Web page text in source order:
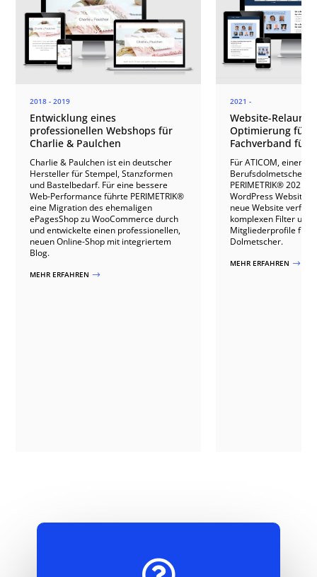
2018 - 2019
Entwicklung eines
professionellen Webshops für
Charlie & Paulchen
Charlie & Paulchen ist ein deutscher
Hersteller für Stempel, Stanzformen
und Bastelbedarf. Für eine bessere
Web-Performance führte PERIMETRIK®
eine Migration des ehemaligen
ePagesShop zu WooCommerce durch
und entwickelte einen professionellen,
neuen Online-Shop mit integriertem
Blog.
MEHR ERFAHREN $
2021 -
Website-
Optimierung für
Fachverband für
Für ATICOM, einen
Berufsdolmetscher
PERIMETRIK® 2021
WordPress Website
neue Website
komplexen Filter und
Mitgliederprofile für
Dolmetscher.
MEHR ERFAHREN $